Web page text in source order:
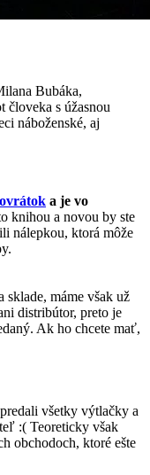
Bubáka,
človeka s úžasnou
náboženské, aj
a je vo
knihou a novou by ste
nálepkou, ktorá môže
sklade, máme však už
distribútor, preto je
Ak ho chcete mať,
všetky výtlačky a
:( Teoreticky však
obchodoch, ktoré ešte